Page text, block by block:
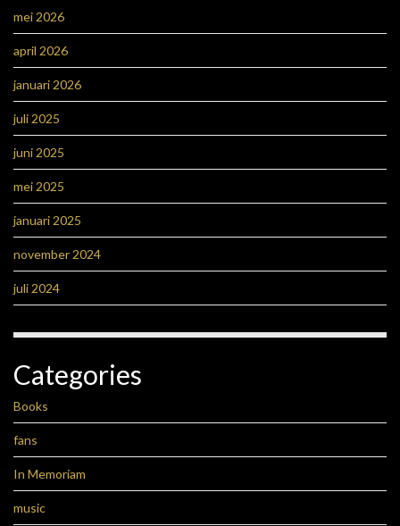
mei 2026
april 2026
januari 2026
juli 2025
juni 2025
mei 2025
januari 2025
november 2024
juli 2024
Categories
Books
fans
In Memoriam
music